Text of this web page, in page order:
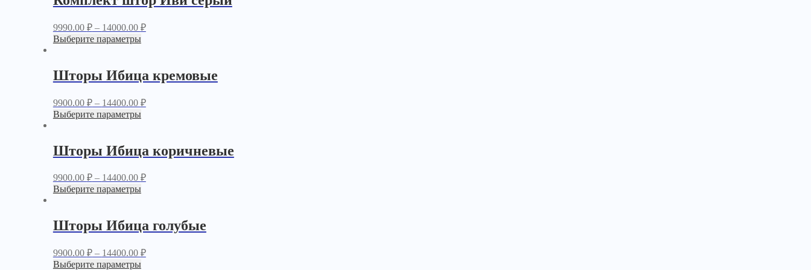
9990.00 ₽– 14000.00 ₽
Выберите параметры
Шторы Ибица кремовые
9900.00 ₽– 14400.00 ₽
Выберите параметры
Шторы Ибица коричневые
9900.00 ₽– 14400.00 ₽
Выберите параметры
Шторы Ибица голубые
9900.00 ₽– 14400.00 ₽
Выберите параметры